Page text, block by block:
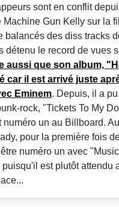
sont en conflit
Machine Gun Kelly sur la
balancés des diss tracks
détenu le record de vues
aussi que son album,
car il est arrivé juste
Eminem. Depuis, il a
rock, "Tickets To My
numéro un au Billboard.
pour la première fois
numéro un avec
puisqu'il est plutôt attendu